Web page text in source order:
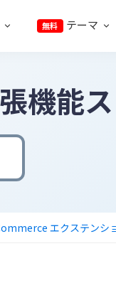
無料 テーマ
機能
エクステンシ